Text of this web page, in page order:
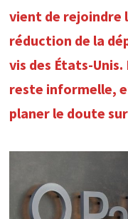
vient de rejoindre
réduction de la
vis des États-
reste informelle,
planer le doute